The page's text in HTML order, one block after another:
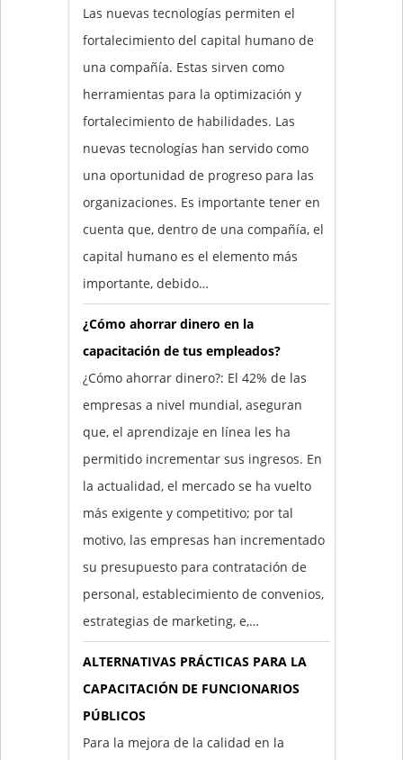
Las nuevas tecnologías permiten el
fortalecimiento del capital humano de
una compañía. Estas sirven como
herramientas para la optimización y
fortalecimiento de habilidades. Las
nuevas tecnologías han servido como
una oportunidad de progreso para las
organizaciones. Es importante tener en
cuenta que, dentro de una compañía, el
capital humano es el elemento más
importante, debido…
¿Cómo ahorrar dinero en la
capacitación de tus empleados?
¿Cómo ahorrar dinero?: El 42% de las
empresas a nivel mundial, aseguran
que, el aprendizaje en línea les ha
permitido incrementar sus ingresos. En
la actualidad, el mercado se ha vuelto
más exigente y competitivo; por tal
motivo, las empresas han incrementado
su presupuesto para contratación de
personal, establecimiento de convenios,
estrategias de marketing, e,…
ALTERNATIVAS PRÁCTICAS PARA LA
CAPACITACIÓN DE FUNCIONARIOS
PÚBLICOS
Para la mejora de la calidad en la